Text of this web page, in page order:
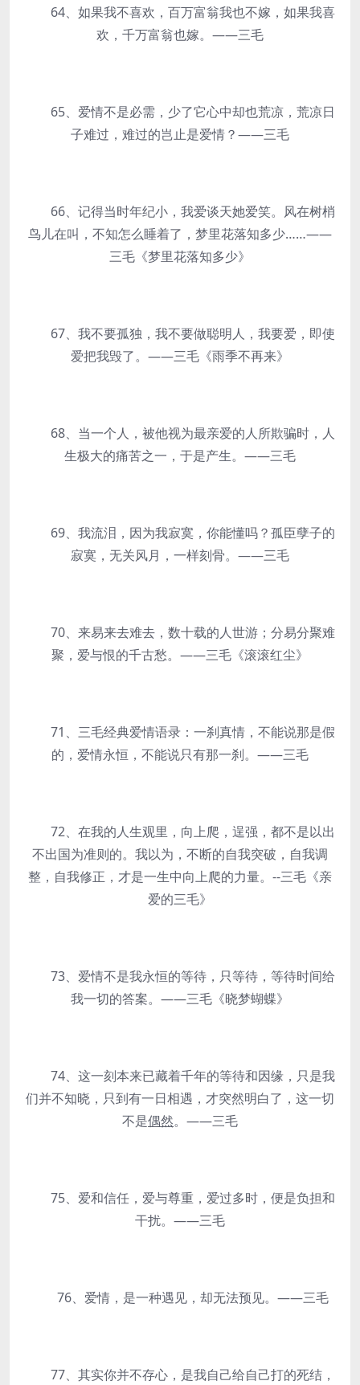
64、如果我不喜欢，百万富翁我也不嫁，如果我喜
欢，千万富翁也嫁。——三毛
65、爱情不是必需，少了它心中却也荒凉，荒凉日
子难过，难过的岂止是爱情？——三毛
66、记得当时年纪小，我爱谈天她爱笑。风在树梢
鸟儿在叫，不知怎么睡着了，梦里花落知多少……——
三毛《梦里花落知多少》
67、我不要孤独，我不要做聪明人，我要爱，即使
爱把我毁了。——三毛《雨季不再来》
68、当一个人，被他视为最亲爱的人所欺骗时，人
生极大的痛苦之一，于是产生。——三毛
69、我流泪，因为我寂寞，你能懂吗？孤臣孽子的
寂寞，无关风月，一样刻骨。——三毛
70、来易来去难去，数十载的人世游；分易分聚难
聚，爱与恨的千古愁。——三毛《滚滚红尘》
71、三毛经典爱情语录：一刹真情，不能说那是假
的，爱情永恒，不能说只有那一刹。——三毛
72、在我的人生观里，向上爬，逞强，都不是以出
不出国为准则的。我以为，不断的自我突破，自我调
整，自我修正，才是一生中向上爬的力量。--三毛《亲
爱的三毛》
73、爱情不是我永恒的等待，只等待，等待时间给
我一切的答案。——三毛《晓梦蝴蝶》
74、这一刻本来已藏着千年的等待和因缘，只是我
们并不知晓，只到有一日相遇，才突然明白了，这一切
不是偶然。——三毛
75、爱和信任，爱与尊重，爱过多时，便是负担和
干扰。——三毛
76、爱情，是一种遇见，却无法预见。——三毛
77、其实你并不存心，是我自己给自己打的死结，